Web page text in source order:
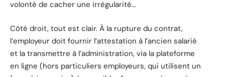
volonté de cacher une irrégularité…
Côté droit, tout est clair. À la rupture du contrat,
l’employeur doit fournir l’attestation à l’ancien salarié
et la transmettre à l’administration, via la plateforme
en ligne (hors particuliers employeurs, qui utilisent un